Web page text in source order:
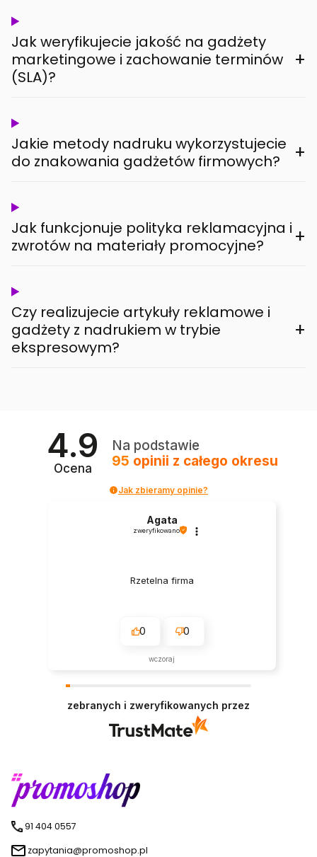
Jak weryfikujecie jakość na gadżety
marketingowe i zachowanie terminów
(SLA)?
+
Jakie metody nadruku wykorzystujecie
do znakowania gadżetów firmowych?
+
Jak funkcjonuje polityka reklamacyjna i
zwrotów na materiały promocyjne?
+
Czy realizujecie artykuły reklamowe i
gadżety z nadrukiem w trybie
ekspresowym?
+
4.9
Ocena
Na podstawie
95 opinii z całego okresu
Jak zbieramy opinie?
Agata
zweryfikowano
Rzetelna firma
0 0
wczoraj
zebranych i zweryfikowanych przez
91 404 0557
zapytania@promoshop.pl